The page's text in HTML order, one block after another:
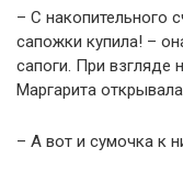
– С накопительного
сапожки купила! –
сапоги. При взгляде
Маргарита
– А вот и сумочка к